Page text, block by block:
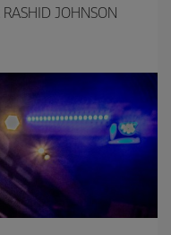
JOHNSON